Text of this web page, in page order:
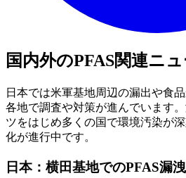
国内外のPFAS関連ニ
日本では米軍基地周辺の漏出や食
各地で調査や対策が進んでいます
ツをはじめ多くの国で環境汚染が
化が進行中です。
日本：横田基地でのPFAS漏